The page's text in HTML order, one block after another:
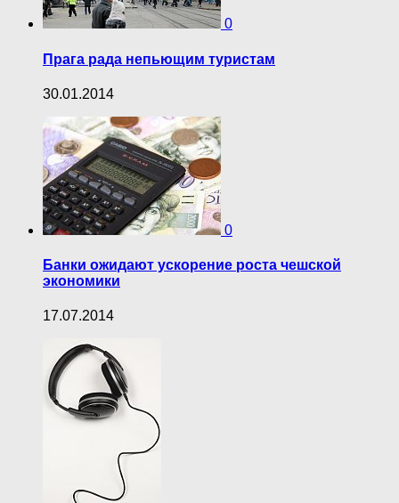
0
Прага рада непьющим туристам
30.01.2014
0
Банки ожидают ускорение роста чешской
экономики
17.07.2014